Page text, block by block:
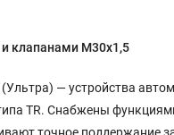
клапанами М30х1,5
— устройства
TR. Снабжены